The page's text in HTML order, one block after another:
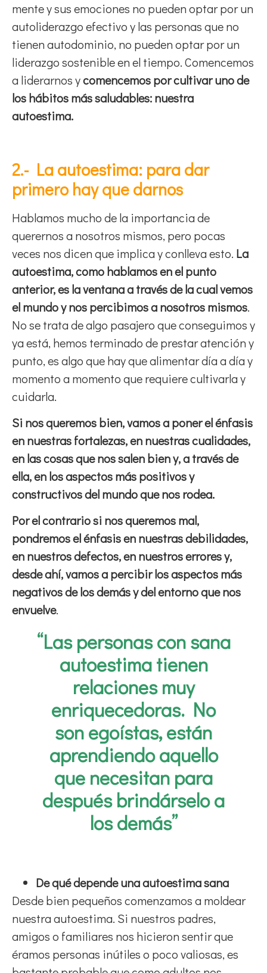
mente y sus emociones no pueden optar por un
autoliderazgo efectivo y las personas que no
tienen autodominio, no pueden optar por un
liderazgo sostenible en el tiempo. Comencemos
a liderarnos ycomencemos por cultivar uno de
los hábitos más saludables: nuestra
autoestima.
2.- La autoestima: para dar
primero hay que darnos
Hablamos mucho de la importancia de
querernos a nosotros mismos, pero pocas
veces nos dicen que implica y conlleva esto. La
autoestima, como hablamos en el punto
anterior, es la ventana a través de la cual vemos
el mundo y nos percibimos a nosotros mismos.
No se trata de algo pasajero que conseguimos y
ya está, hemos terminado de prestar atención y
punto, es algo que hay que alimentar día a día y
momento a momento que requiere cultivarla y
cuidarla.
Si nos queremos bien, vamos a poner el énfasis
en nuestras fortalezas, en nuestras cualidades,
en las cosas que nos salen bien y, a través de
ella, en los aspectos más positivos y
constructivos del mundo que nos rodea.
Por el contrario si nos queremos mal,
pondremos el énfasis en nuestras debilidades,
en nuestros defectos, en nuestros errores y,
desde ahí, vamos a percibir los aspectos más
negativos de los demás y del entorno que nos
envuelve.
“Las personas con sana
autoestima tienen
relaciones muy
enriquecedoras. No
son egoístas, están
aprendiendo aquello
que necesitan para
después brindárselo a
los demás”
De qué depende una autoestima sana
Desde bien pequeños comenzamos a moldear
nuestra autoestima. Si nuestros padres,
amigos o familiares nos hicieron sentir que
éramos personas inútiles o poco valiosas, es